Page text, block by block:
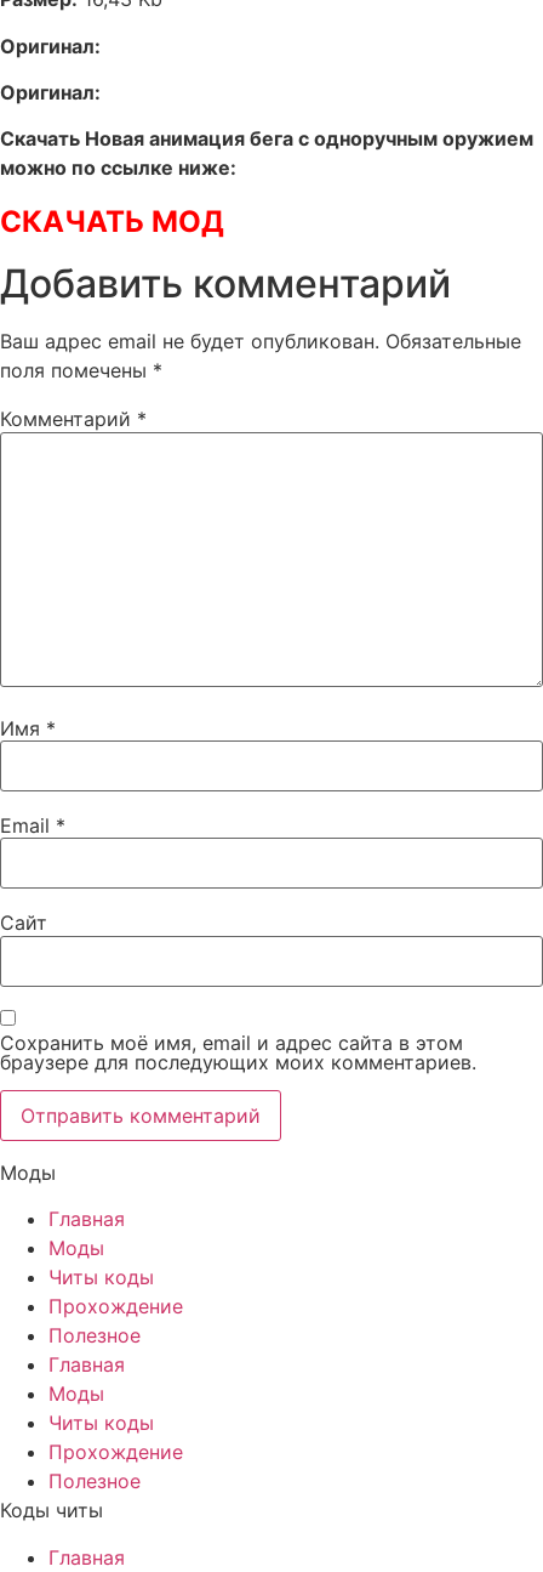
Оригинал:
Оригинал:
Скачать Новая анимация бега с одноручным оружием
можно по ссылке ниже:
СКАЧАТЬ МОД
Добавить комментарий
Ваш адрес email не будет опубликован. Обязательные
поля помечены *
Комментарий *
Имя *
Email *
Сайт
Сохранить моё имя, email и адрес сайта в этом
браузере для последующих моих комментариев.
Моды
Главная
Моды
Читы коды
Прохождение
Полезное
Главная
Моды
Читы коды
Прохождение
Полезное
Коды читы
Главная